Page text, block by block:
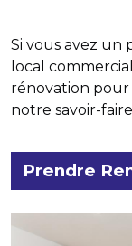
Si vous avez un
local
rénovation
notre savoir-
Prendre